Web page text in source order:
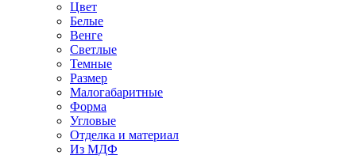
Цвет
Белые
Венге
Светлые
Темные
Размер
Малогабаритные
Форма
Угловые
Отделка и материал
Из МДФ